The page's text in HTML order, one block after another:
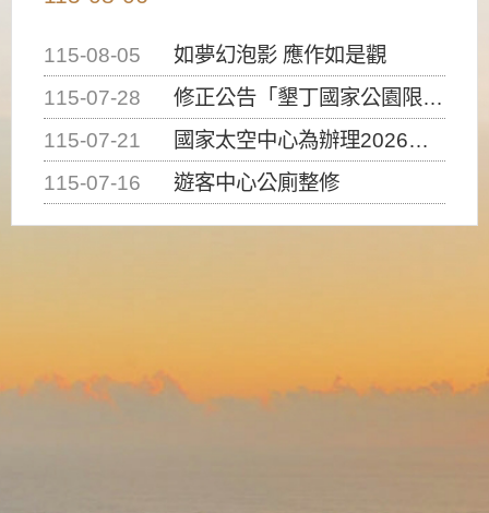
115-08-05
如夢幻泡影 應作如是觀
115-07-28
修正公告「墾丁國家公園限制水域遊憩活動之種類、範圍、時間及行為」，自即日生效。
115-07-21
國家太空中心為辦理2026台灣盃火箭競賽，陸、海、空域警戒及協調相關事宜，因颱風備案事宜
115-07-16
遊客中心公廁整修